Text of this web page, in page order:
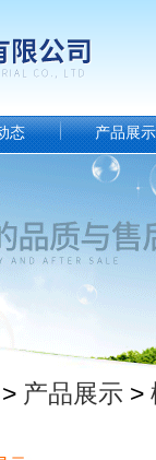
态 产品展示
> 产品展示 >